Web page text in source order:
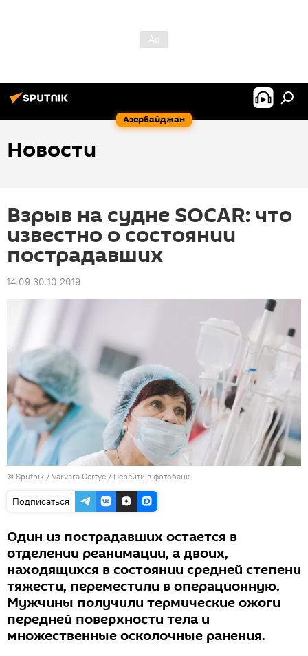
Азербайджан
Новости
Взрыв на судне SOCAR: что
известно о состоянии
пострадавших
14:09 30.10.2019
© Sputnik / Varvara Gertye / Перейти в фотобанк
Подписаться
Один из пострадавших остается в
отделении реанимации, а двоих,
находящихся в состоянии средней степени
тяжести, переместили в операционную.
Мужчины получили термические ожоги
передней поверхности тела и
множественные осколочные ранения.